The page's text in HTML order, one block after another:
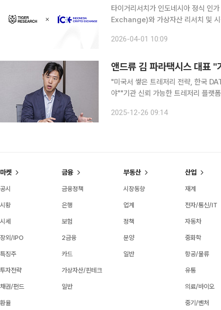
타이거리서치가 인도네시아 정식
Exchange)와 가상자산 리서치 및
지식 공유 활동을 포함한 협력 방안을
2026-04-01 10:09
앤드류 김 파라택시스 대표
"미국서 쌓은 트레저리 전략, 한국
야""기관 신뢰 가능한 트레저리 플랫폼 구축 목표" 파라택시스홀딩스가
시장에서 쌓은 노하우를 파라택시스
2025-12-26 09:14
마켓
공시
시황
시세
장외/IPO
특징주
투자전략
채권/펀드
환율
금융
금융정책
은행
보험
2금융
카드
가상자산/핀테크
일반
부동산
시장동향
업계
정책
분양
일반
산업
재계
전자/통신/IT
자동차
중화학
항공/물류
유통
의료/바이오
중기/벤처